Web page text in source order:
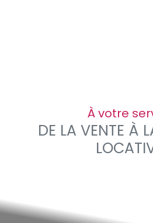
À votre
DE LA VENTE À